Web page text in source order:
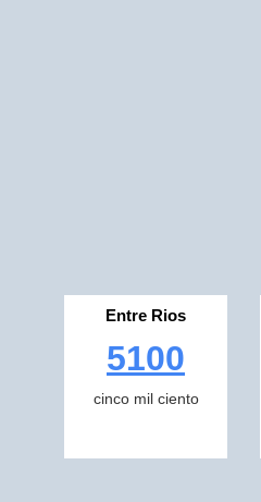
Entre Rios
5100
cinco mil ciento